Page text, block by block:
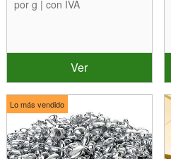
por g | con IVA
Ver
Lo más vendido